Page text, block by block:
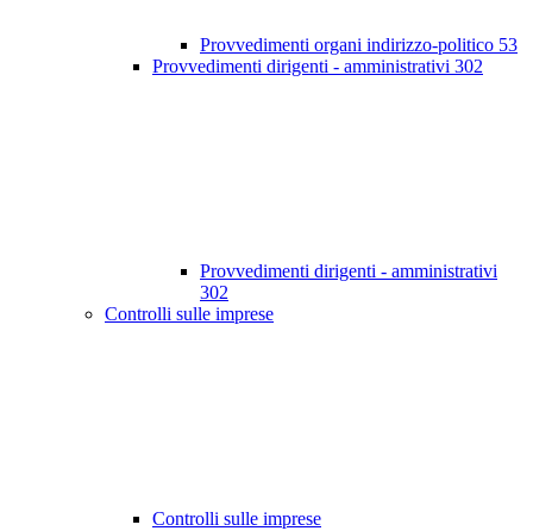
Provvedimenti organi indirizzo-politico 53
Provvedimenti dirigenti - amministrativi 302
Provvedimenti dirigenti - amministrativi
302
Controlli sulle imprese
Controlli sulle imprese